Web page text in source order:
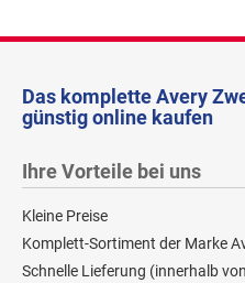
Das komplette Avery
günstig online kaufen
Ihre Vorteile bei uns
Kleine Preise
Komplett-Sortiment der Marke
Schnelle Lieferung (innerhalb